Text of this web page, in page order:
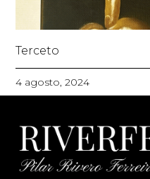
Terceto
4 agosto, 2024